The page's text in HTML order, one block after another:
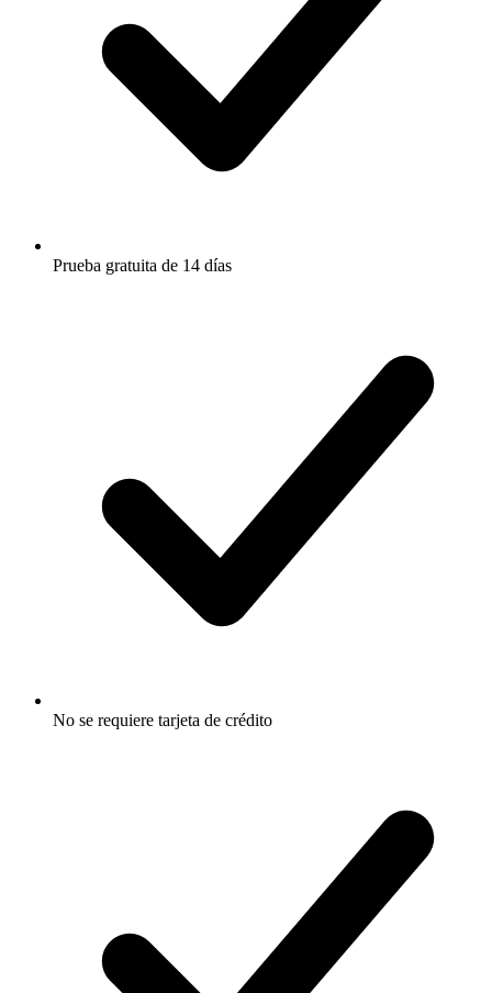
Prueba gratuita de 14 días
No se requiere tarjeta de crédito